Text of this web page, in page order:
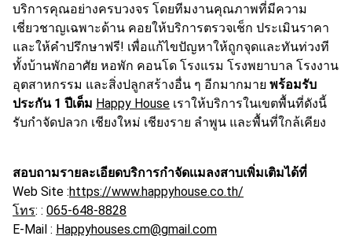
บริการคุณอย่างครบวงจร โดยทีมงานคุณภาพที่มีความ
เชี่ยวชาญเฉพาะด้าน คอยให้บริการตรวจเช็ก ประเมินราคา
และให้คำปรึกษาฟรี! เพื่อแก้ไขปัญหาให้ถูกจุดและทันท่วงที
ทั้งบ้านพักอาศัย หอพัก คอนโด โรงแรม โรงพยาบาล โรงงาน
อุตสาหกรรม และสิ่งปลูกสร้างอื่น ๆ อีกมากมาย พร้อมรับ
ประกัน 1 ปีเต็ม Happy House เราให้บริการในเขตพื้นที่ดังนี้
รับกำจัดปลวก เชียงใหม่ เชียงราย ลำพูน และพื้นที่ใกล้เคียง
สอบถามรายละเอียดบริการกำจัดเเมลงสาบเพิ่มเติมได้ที่
Web Site :https://www.happyhouse.co.th/
โทร: : 065-648-8828
E-Mail : Happyhouses.cm@gmail.com